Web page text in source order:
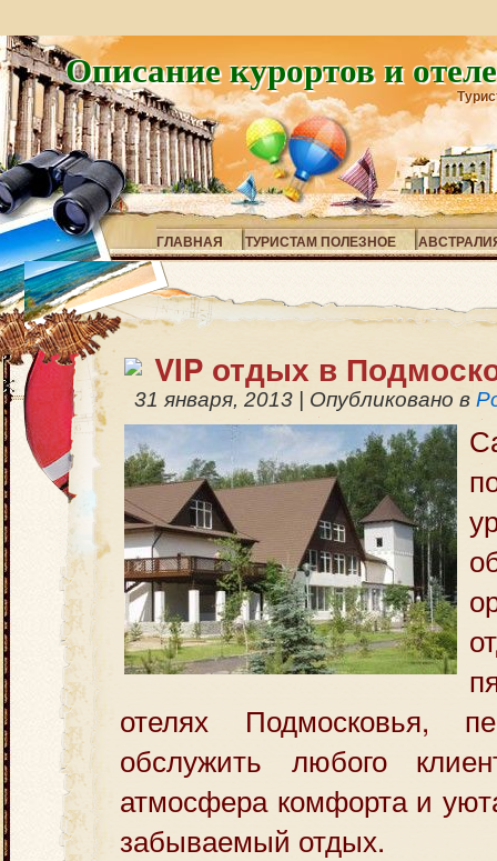
Описание курортов и
ГЛАВНАЯ ТУРИСТАМ ПОЛЕЗНОЕ
VIP отдых в
31 января, 2013 Опубликовано в
отелях Подмосковья,
обслужить любого
атмосфера комфорта и
забываемый отдых.